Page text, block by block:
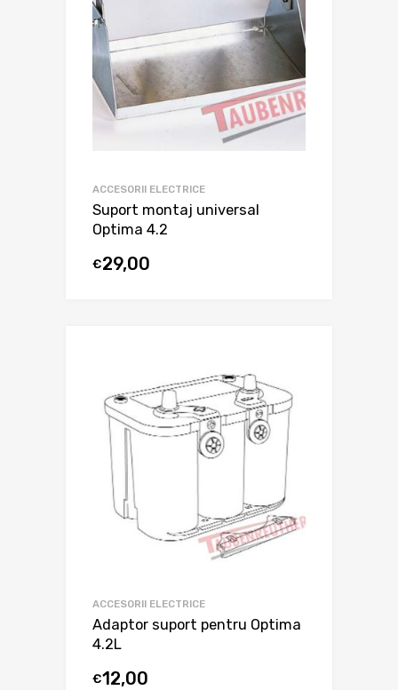
ACCESORII ELECTRICE
Suport montaj universal
Optima 4.2
€29,00
ACCESORII ELECTRICE
Adaptor suport pentru Optima
4.2L
€12,00